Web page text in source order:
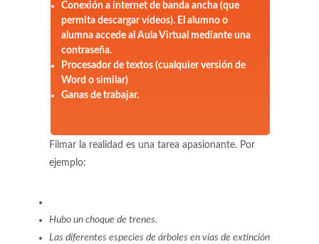
Conexión a internet de banda ancha (que
permita descargar vídeos). El alumno o
alumna accede al Aula Virtual mediante una
contraseña.
Procesador de textos (cualquier versión de
Word o similar)
Ganas de trabajar.
Filmar la realidad es una tarea apasionante. Por
ejemplo:
Hubo un choque de trenes.
Las diferentes especies de árboles en vías de extinción